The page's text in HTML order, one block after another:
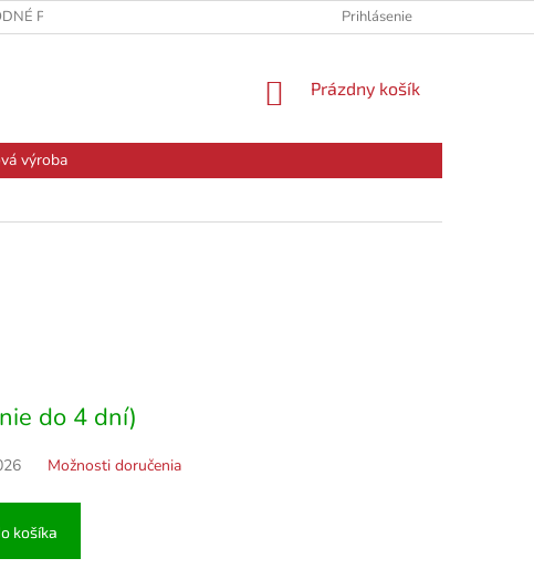
PODMIENKY PODMIENKY OCHRANY OSOBNÝCH ÚDAJOV
Prihlásenie
NÁKUPNÝ
Prázdny košík
výroba
do 4 dní)
Možnosti doručenia
košíka